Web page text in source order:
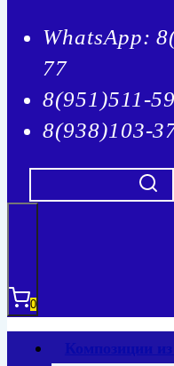
WhatsApp:
77
8(951)511-
8(938)103-
0
Композиции